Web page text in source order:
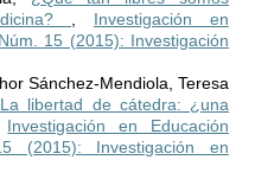
, Investigación en
15 (2015): Investigación
Sánchez-Mendiola, Teresa
La libertad de cátedra: ¿una
Investigación en Educación
(2015): Investigación en